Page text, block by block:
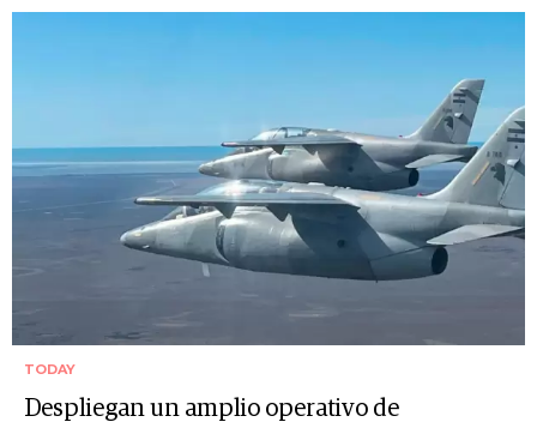
TODAY
Despliegan un amplio operativo de